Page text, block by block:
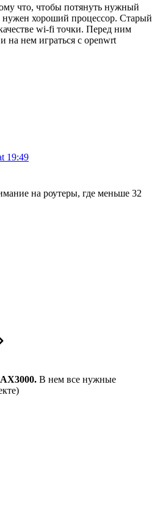
что, чтобы потянуть нужный
хороший процессор. Старый
wi-fi точки. Перед ним
на нем играться с openwrt
19:49
на роутеры, где меньше 32
В нем все нужные